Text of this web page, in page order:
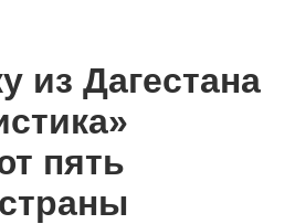
из Дагестана
пять